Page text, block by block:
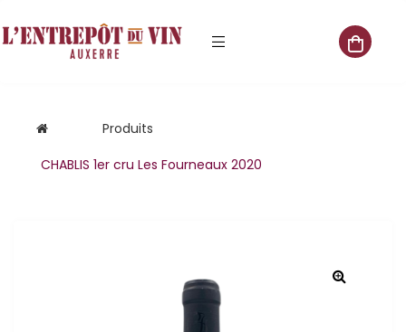
Produits
CHABLIS 1er cru Les Fourneaux 2020